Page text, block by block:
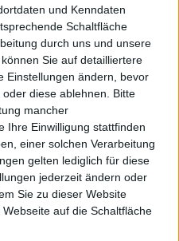
und Kenndaten
Schaltfläche
durch uns und unsere
Sie auf detailliertere
Einstellungen ändern, bevor
diese ablehnen.
Bitte
mancher
Ihre Einwilligung stattfinden
einer solchen Verarbeitung
gelten lediglich für diese
jederzeit ändern oder
Sie zu dieser Website
auf die Schaltfläche